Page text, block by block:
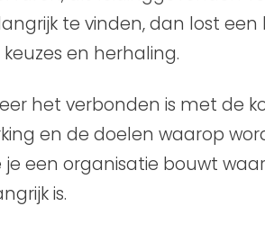
te vinden, dan lost
en herhaling.
het verbonden is met de
en de doelen waarop
een organisatie bouwt
is.